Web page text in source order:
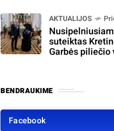
AKTUALIJOS
suteiktas
Garbės piliečio
BENDRAUKIME
Facebook